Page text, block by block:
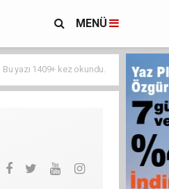
MENÜ
Bu yazı 1409+ kez okundu.